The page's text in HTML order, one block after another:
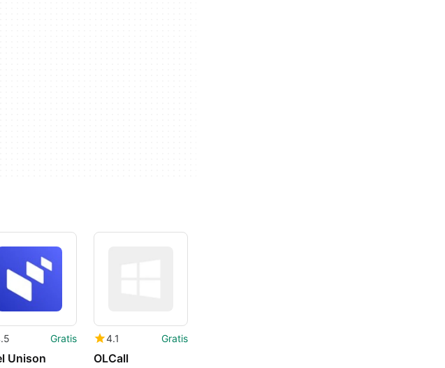
Gratis
Unison
4.1 Gratis
OLCall